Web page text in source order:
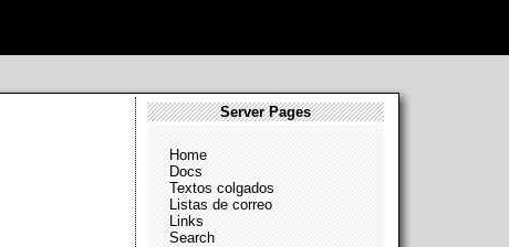
Server Pages
Home
Docs
Textos colgados
Listas de correo
Links
Search